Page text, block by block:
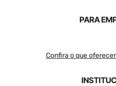
PARA
Confira o que